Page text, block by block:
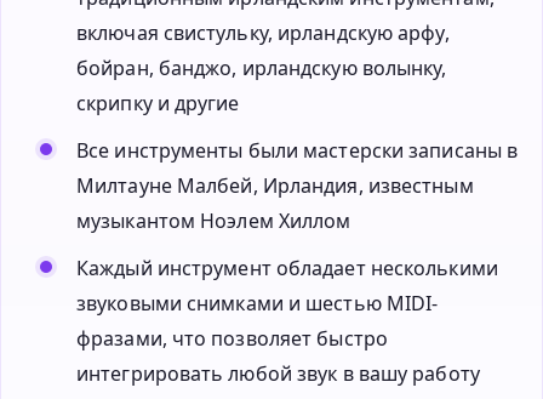
включая свистульку, ирландскую арфу,
бойран, банджо, ирландскую волынку,
скрипку и другие
Все инструменты были мастерски записаны в
Милтауне Малбей, Ирландия, известным
музыкантом Ноэлем Хиллом
Каждый инструмент обладает несколькими
звуковыми снимками и шестью MIDI-
фразами, что позволяет быстро
интегрировать любой звук в вашу работу